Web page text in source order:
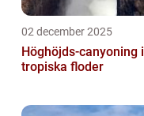
02 december 2025
Höghöjds-canyoning i
tropiska floder